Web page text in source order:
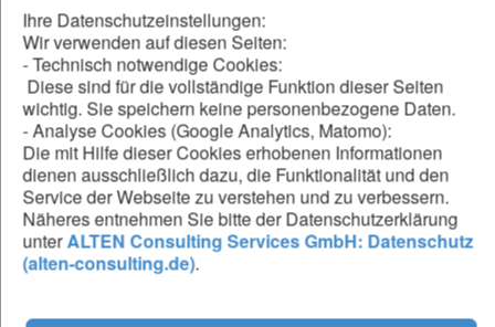
Ihre Datenschutzeinstellungen:
Wir verwenden auf diesen Seiten:
- Technisch notwendige Cookies:
Diese sind für die vollständige Funktion dieser Seiten
wichtig. Sie speichern keine personenbezogene Daten.
- Analyse Cookies (Google Analytics, Matomo):
Die mit Hilfe dieser Cookies erhobenen Informationen
dienen ausschließlich dazu, die Funktionalität und den
Service der Webseite zu verstehen und zu verbessern.
Näheres entnehmen Sie bitte der Datenschutzerklärung
unterALTEN Consulting Services GmbH: Datenschutz
(alten-consulting.de).
planst und steuerst Gegenmaßnahmen, überprüfst deren
Wirksamkeit und passt sie bei Bedarf an
koordinierst das Projektteam und gibst fachliche
Orientierung
übernimmst die Moderation und Abstimmung von
technischen Lösungen und Konzepten mit
Kundenvertretern im verantwortetem Projekt
stellst sicher, dass die (Teil-)Systementwicklung optimal
auf die Anforderungen des Produktmanagements
abgestimmt ist